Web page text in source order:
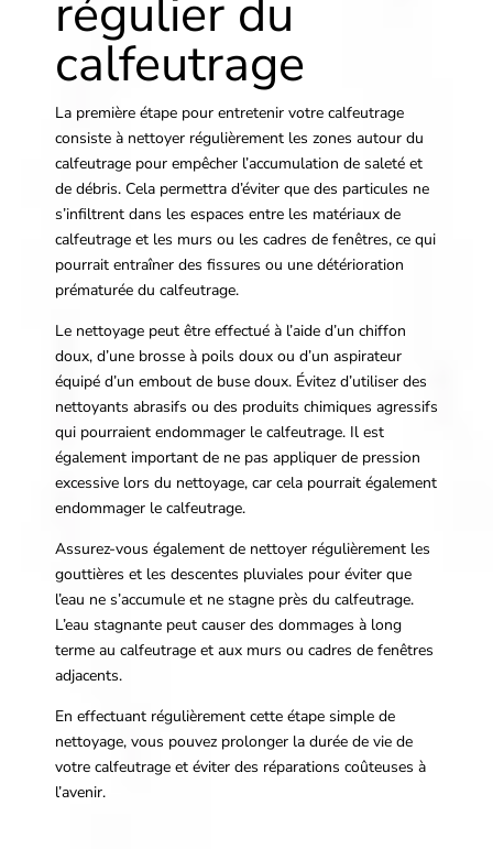
régulier du
calfeutrage
La première étape pour entretenir votre calfeutrage
consiste à nettoyer régulièrement les zones autour du
calfeutrage pour empêcher l’accumulation de saleté et
de débris. Cela permettra d’éviter que des particules ne
s’infiltrent dans les espaces entre les matériaux de
calfeutrage et les murs ou les cadres de fenêtres, ce qui
pourrait entraîner des fissures ou une détérioration
prématurée du calfeutrage.
Le nettoyage peut être effectué à l’aide d’un chiffon
doux, d’une brosse à poils doux ou d’un aspirateur
équipé d’un embout de buse doux. Évitez d’utiliser des
nettoyants abrasifs ou des produits chimiques agressifs
qui pourraient endommager le calfeutrage. Il est
également important de ne pas appliquer de pression
excessive lors du nettoyage, car cela pourrait également
endommager le calfeutrage.
Assurez-vous également de nettoyer régulièrement les
gouttières et les descentes pluviales pour éviter que
l’eau ne s’accumule et ne stagne près du calfeutrage.
L’eau stagnante peut causer des dommages à long
terme au calfeutrage et aux murs ou cadres de fenêtres
adjacents.
En effectuant régulièrement cette étape simple de
nettoyage, vous pouvez prolonger la durée de vie de
votre calfeutrage et éviter des réparations coûteuses à
l’avenir.